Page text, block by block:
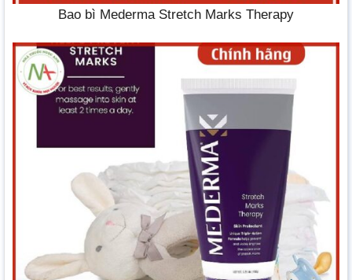
Bao bì Mederma Stretch Marks Therapy